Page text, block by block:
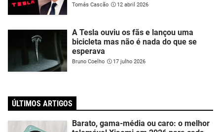
Tomás Cascão 12 abril 2026
A Tesla ouviu os fãs e lançou uma
bicicleta mas não é nada do que se
esperava
Bruno Coelho 17 julho 2026
ÚLTIMOS ARTIGOS
Barato, gama-média ou caro: o melhor